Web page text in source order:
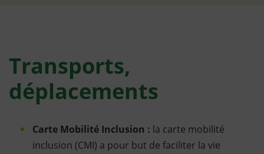
Transports,
déplacements
Carte Mobilité Inclusion : la carte mobilité
inclusion (CMI) a pour but de faciliter la vie